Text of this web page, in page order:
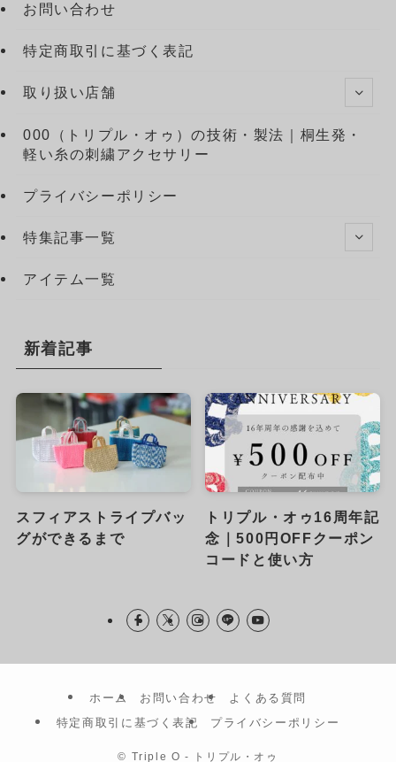
お問い合わせ
特定商取引に基づく表記
取り扱い店舗
000（トリプル・オゥ）の技術・製法｜桐生発・
軽い糸の刺繍アクセサリー
プライバシーポリシー
特集記事一覧
アイテム一覧
新着記事
スフィアストライプバッ
グができるまで
トリプル・オゥ16周年記
念｜500円OFFクーポン
コードと使い方
ホーム お問い合わせ
よくある質問
特定商取引に基づく表記
プライバシーポリシー
© Triple O - トリプル・オゥ